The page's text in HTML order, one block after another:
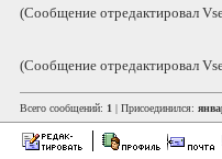
(Сообщение отредактировал
(Сообщение отредактировал
Всего сообщений: 1 | Присоединился: